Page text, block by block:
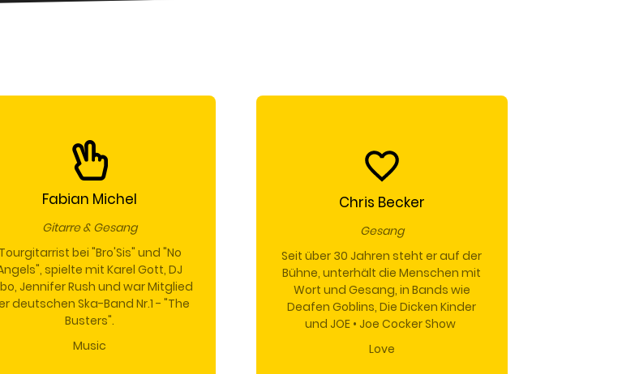
Fabian Michel
Gitarre & Gesang
Tourgitarrist bei "Bro'Sis" und "No
spielte mit Karel Gott, DJ
Jennifer Rush und war Mitglied
deutschen Ska-Band Nr.1 - "The
Busters".
Music
Chris Becker
Gesang
Seit über 30 Jahren steht er auf der
Bühne, unterhält die Menschen mit
Wort und Gesang, in Bands wie
Deafen Goblins, Die Dicken Kinder
und JOE • Joe Cocker Show
Love